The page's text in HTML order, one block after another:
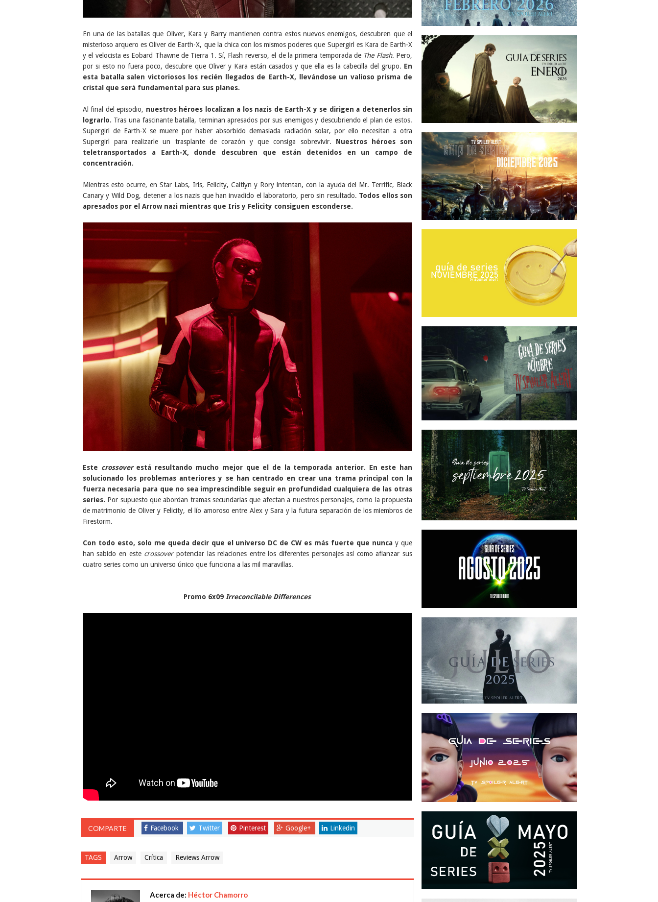
En una de las batallas que Oliver, Kara y Barry mantienen contra estos nuevos enemigos, descubren que el
misterioso arquero es Oliver de Earth-X, que la chica con los mismos poderes que Supergirl es Kara de Earth-X
y el velocista es Eobard Thawne de Tierra 1. Sí, Flash reverso, el de la primera temporada de The Flash. Pero,
por si esto no fuera poco, descubre que Oliver y Kara están casados y que ella es la cabecilla del grupo. En
esta batalla salen victoriosos los recién llegados de Earth-X, llevándose un valioso prisma de
cristal que será fundamental para sus planes.
Al final del episodio, nuestros héroes localizan a los nazis de Earth-X y se dirigen a detenerlos sin
lograrlo. Tras una fascinante batalla, terminan apresados por sus enemigos y descubriendo el plan de estos.
Supergirl de Earth-X se muere por haber absorbido demasiada radiación solar, por ello necesitan a otra
Supergirl para realizarle un trasplante de corazón y que consiga sobrevivir. Nuestros héroes son
teletransportados a Earth-X, donde descubren que están detenidos en un campo de
concentración.
Mientras esto ocurre, en Star Labs, Iris, Felicity, Caitlyn y Rory intentan, con la ayuda del Mr. Terrific, Black
Canary y Wild Dog, detener a los nazis que han invadido el laboratorio, pero sin resultado. Todos ellos son
apresados por el Arrow nazi mientras que Iris y Felicity consiguen esconderse.
Este crossoverestá resultando mucho mejor que el de la temporada anterior. En este han
solucionado los problemas anteriores y se han centrado en crear una trama principal con la
fuerza necesaria para que no sea imprescindible seguir en profundidad cualquiera de las otras
series. Por supuesto que abordan tramas secundarias que afectan a nuestros personajes, como la propuesta
de matrimonio de Oliver y Felicity, el lío amoroso entre Alex y Sara y la futura separación de los miembros de
Firestorm.
Con todo esto, solo me queda decir que el universo DC de CW es más fuerte que nunca y que
han sabido en este crossoverpotenciar las relaciones entre los diferentes personajes así como afianzar sus
cuatro series como un universo único que funciona a las mil maravillas.
Promo 6x09 Irreconcilable Differences
COMPARTE Facebook Twitter Pinterest Google+ Linkedin
TAGS Arrow Crítica Reviews Arrow
Acerca de: Héctor Chamorro